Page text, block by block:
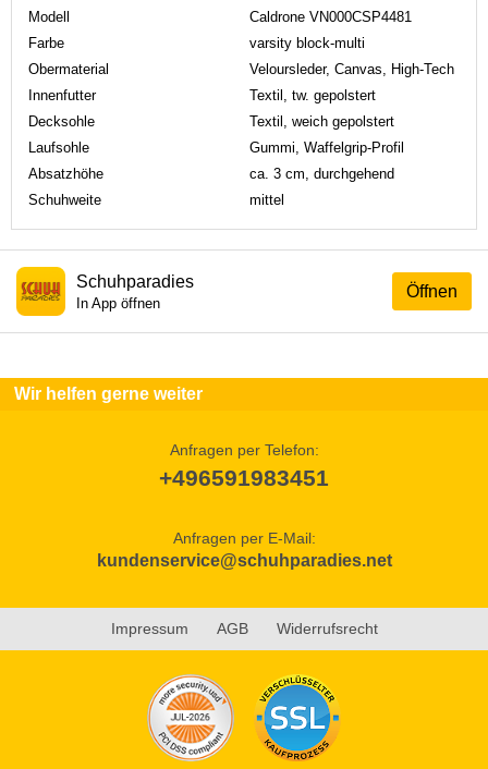
Modell
Caldrone VN000CSP4481
Farbe
varsity block-multi
Obermaterial
Veloursleder, Canvas, High-Tech
Innenfutter
Textil, tw. gepolstert
Decksohle
Textil, weich gepolstert
Laufsohle
Gummi, Waffelgrip-Profil
Absatzhöhe
ca. 3 cm, durchgehend
Schuhweite
mittel
Öffnen
Schuhparadies
In App öffnen
Wir helfen gerne weiter
Anfragen per Telefon:
+496591983451
Anfragen per E-Mail:
kundenservice@schuhparadies.net
Impressum AGB Widerrufsrecht